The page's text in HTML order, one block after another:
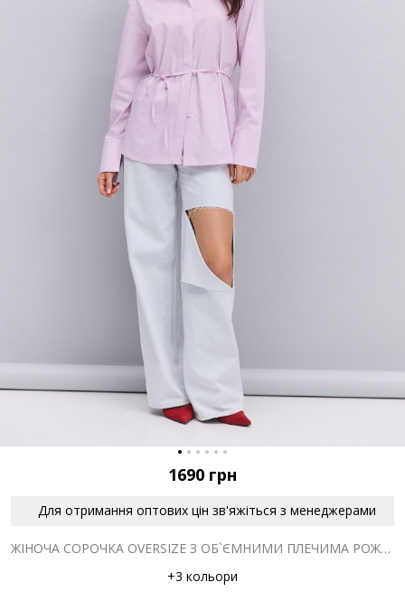
1690 грн
Для отримання оптових цін зв'яжіться з менеджерами
ЖІНОЧА СОРОЧКА OVERSIZE З ОБ`ЄМНИМИ ПЛЕЧИМА РОЖЕВА
+3 кольори